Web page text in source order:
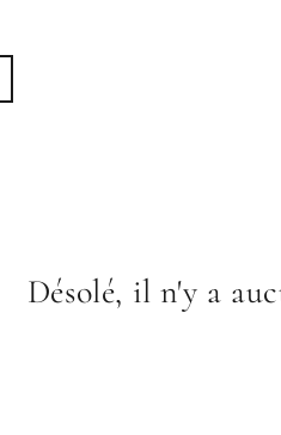
Désolé, il n'y a